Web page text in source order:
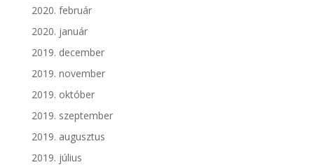
2020. február
2020. január
2019. december
2019. november
2019. október
2019. szeptember
2019. augusztus
2019. július